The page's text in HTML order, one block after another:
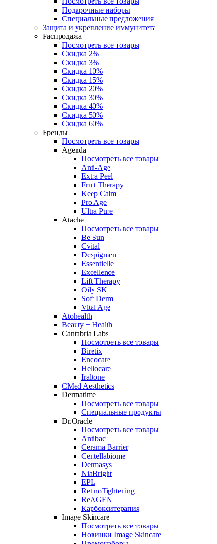
Подарочные наборы
Специальные предложения
Защита и укрепление иммунитета
Распродажа
Посмотреть все товары
Скидка 2%
Скидка 3%
Скидка 10%
Скидка 15%
Скидка 20%
Скидка 30%
Скидка 40%
Скидка 50%
Скидка 60%
Бренды
Посмотреть все товары
Agenda
Посмотреть все товары
Anti‑Age
Extra Peel
Fruit Therapy
Keep Calm
Pro Age
Ultra Pure
Atache
Посмотреть все товары
Be Sun
Cvital
Despigmen
Essentielle
Excellence
Lift Therapy
Oily SK
Soft Derm
Vital Age
Atohealth
Beauty + Health
Cantabria Labs
Посмотреть все товары
Biretix
Endocare
Heliocare
Iraltone
CMed Aesthetics
Dermatime
Посмотреть все товары
Специальные продукты
Dr.Oracle
Посмотреть все товары
Antibac
Cerama Barrier
Centellabiome
Dermasys
NiaBright
EPL
RetinoTightening
ReAGEN
Карбокситерапия
Image Skincare
Посмотреть все товары
Новинки Image Skincare